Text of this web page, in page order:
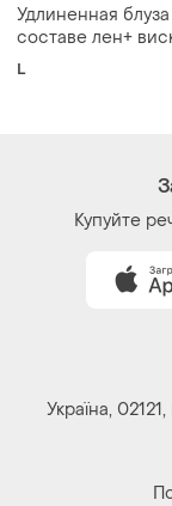
Удлиненная блуза
составе лен+
L
Купуйте
Україна,